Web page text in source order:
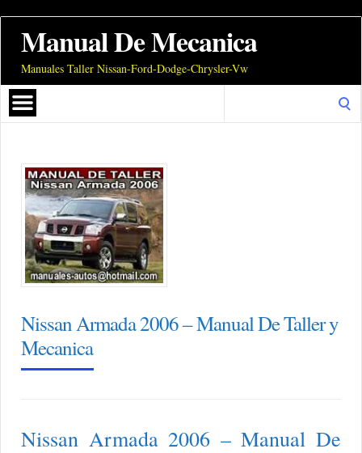
Manual De Mecanica
Manuales Taller Nissan-Ford-Dodge-Chrysler-Vw
Nissan Armada 2006 – Manual De Taller y
Mecanica
Nissan Armada 2006 – Manual De